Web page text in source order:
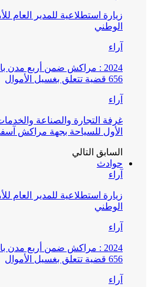
زيارة استطلاعية للمدير العام
الوطني
آراء
2024 : مراكش ضمن أربع
656 قضية تتعلق بغسيل الأموال
آراء
غرفة التجارة والصناعة
الأول للسياحة بجهة مراكش
السابق التالي
حوادث
آراء
زيارة استطلاعية للمدير العام
الوطني
آراء
2024 : مراكش ضمن أربع
656 قضية تتعلق بغسيل الأموال
آراء